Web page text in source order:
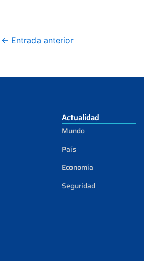
← Entrada anterior
Actualidad
Mundo
País
Economía
Seguridad